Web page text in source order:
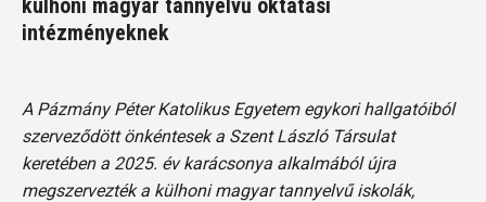
külhoni magyar tannyelvű oktatási
intézményeknek
A Pázmány Péter Katolikus Egyetem egykori hallgatóiból
szerveződött önkéntesek a Szent László Társulat
keretében a 2025. év karácsonya alkalmából újra
megszervezték a külhoni magyar tannyelvű iskolák,